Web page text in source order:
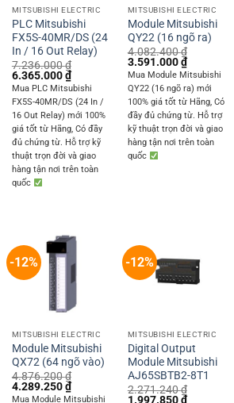
MITSUBISHI ELECTRIC
PLC Mitsubishi
FX5S-40MR/DS (24
In / 16 Out Relay)
7.236.000₫
Original
price
was:
7.236.000 ₫.
6.365.000₫Current
price
is:
6.365.000 ₫.
Mua PLC Mitsubishi
FX5S-40MR/DS (24 In /
16 Out Relay) mới 100%
giá tốt từ Hãng, Có đầy
đủ chứng từ. Hỗ trợ kỹ
thuật trọn đời và giao
hàng tận nơi trên toàn
quốc
MITSUBISHI ELECTRIC
Module Mitsubishi
QY22 (16 ngõ ra)
4.082.400₫
Original
price
was:
4.082.400 ₫.
3.591.000₫Current
price
is:
Mua Module Mitsubishi
QY22 (16 ngõ ra) mới
100% giá tốt từ Hãng, Có
đầy đủ chứng từ. Hỗ trợ
kỹ thuật trọn đời và giao
hàng tận nơi trên toàn
quốc
-12%
MITSUBISHI ELECTRIC
Module Mitsubishi
QX72 (64 ngõ vào)
4.876.200₫
Original
price
4.289.250₫Current
price
Mua Module Mitsubishi
-12%
MITSUBISHI ELECTRIC
Digital Output
Module Mitsubishi
AJ65SBTB2-8T1
2.271.240₫
Original
1.997.850₫Current